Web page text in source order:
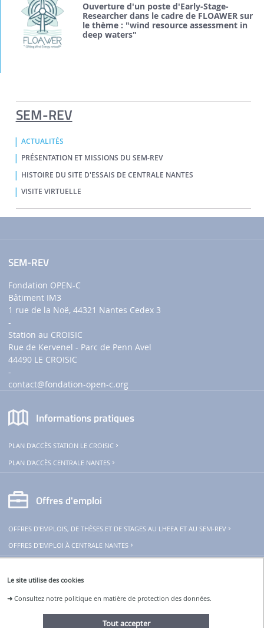
Le site utilise des cookies
➜Consultez notre politique en matière de protection des données.
Tout accepter
SEM-REV
ACTUALITÉS
PRÉSENTATION ET MISSIONS DU SEM-REV
HISTOIRE DU SITE D'ESSAIS DE CENTRALE NANTES
VISITE VIRTUELLE
Ouverture d'un poste d'Early-Stage-
Researcher dans le cadre de FLOAWER sur
le thème : "wind resource assessment in
deep waters"
SEM-REV
Fondation OPEN-C
Bâtiment IM3
1 rue de la Noë, 44321 Nantes Cedex 3
-
Station au CROISIC
Rue de Kervenel - Parc de Penn Avel
44490 LE CROISIC
-
contact@fondation-open-c.org
Informations pratiques
PLAN D'ACCÈS STATION LE CROISIC
PLAN D'ACCÈS CENTRALE NANTES
Offres d'emploi
OFFRES D'EMPLOIS, DE THÈSES ET DE STAGES AU LHEEA ET AU SEM-REV
OFFRES D'EMPLOI À CENTRALE NANTES
THeoREM
Le SEM-REV est un des moyens
d'essais de l'infrastructure de recherche :